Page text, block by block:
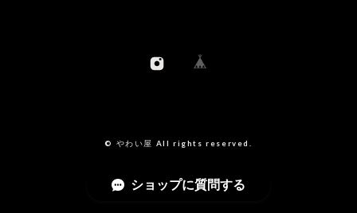
© やわい屋 All rights reserved.
ショップに質問する